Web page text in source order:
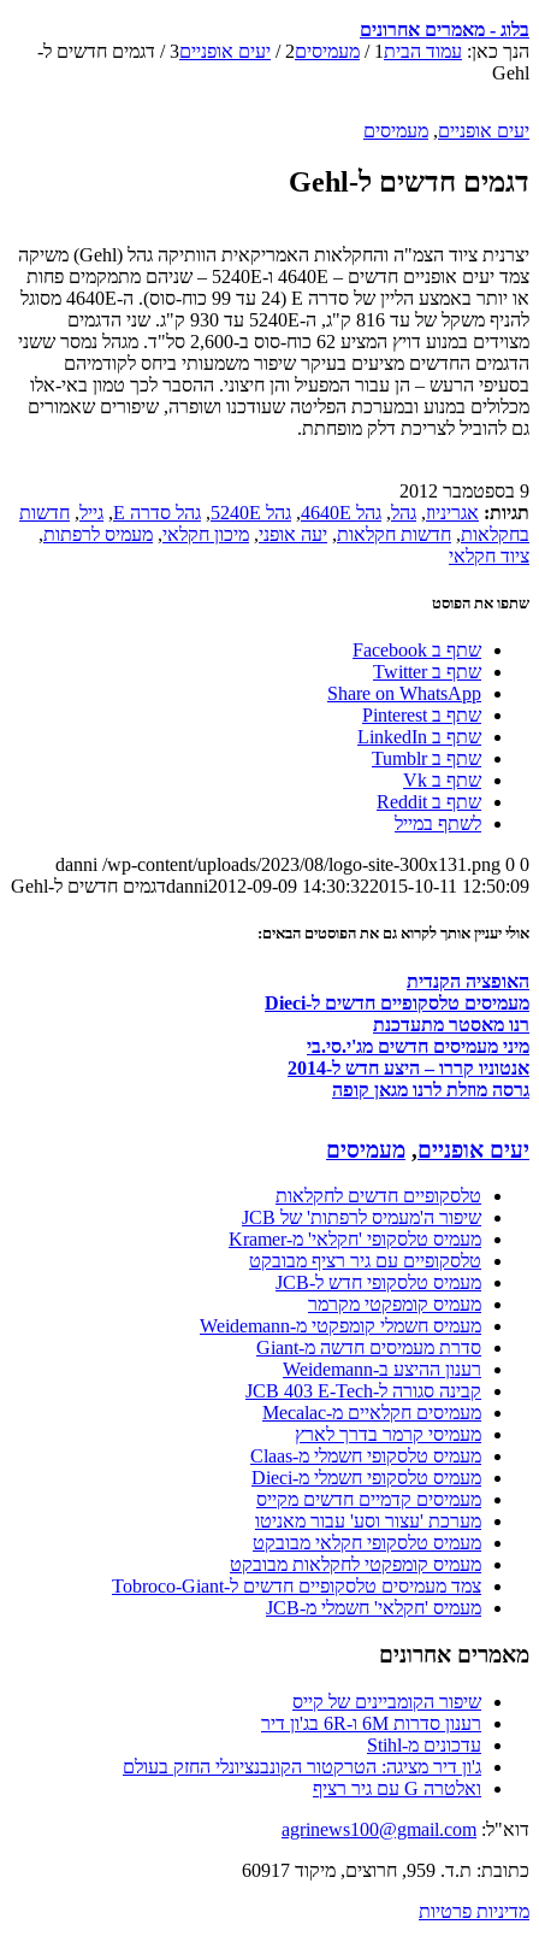
בלוג - מאמרים אחרונים
הנך כאן: עמוד הבית1
/ מעמיסים2
/ יעים אופניים3
/ דגמים חדשים ל-
Gehl
יעים אופניים, מעמיסים
דגמים חדשים ל-Gehl
יצרנית ציוד הצמ"ה והחקלאות האמריקאית הוותיקה גהל (Gehl) משיקה
צמד יעים אופניים חדשים – 4640E ו-5240E – שניהם מתמקמים פחות
או יותר באמצע הליין של סדרה E (24 עד 99 כוח-סוס). ה-4640E מסוגל
להניף משקל של עד 816 ק"ג, ה-5240E עד 930 ק"ג. שני הדגמים
מצוידים במנוע דויץ המציע 62 כוח-סוס ב-2,600 סל"ד. מגהל נמסר ששני
הדגמים החדשים מציעים בעיקר שיפור משמעותי ביחס לקודמיהם
בסעיפי הרעש – הן עבור המפעיל והן חיצוני. ההסבר לכך טמון באי-אלו
מכלולים במנוע ובמערכת הפליטה שעודכנו ושופרה, שיפורים שאמורים
גם להוביל לצריכת דלק מופחתת.
9 בספטמבר 2012
תגיות: אגריניוז, גהל, גהל 4640E , גהל 5240E , גהל סדרה E , גייל, חדשות
בחקלאות, חדשות חקלאות, יעה אופני, מיכון חקלאי, מעמיס לרפתות,
ציוד חקלאי
שתפו את הפוסט
שתף ב Facebook
שתף ב Twitter
Share on WhatsApp
שתף ב Pinterest
שתף ב LinkedIn
שתף ב Tumblr
שתף ב Vk
שתף ב Reddit
לשתף במייל
0
0
danni /wp-content/uploads/2023/08/logo-site-300x131.png
danni2012-09-09 14:30:322015-10-11 12:50:09 דגמים חדשים ל-Gehl
אולי יעניין אותך לקרוא גם את הפוסטים הבאים:
האופציה הקנדית
מעמיסים טלסקופיים חדשים ל-Dieci
רנו מאסטר מתעדכנת
מיני מעמיסים חדשים מג'י.סי.בי
אנטוניו קררו – היצע חדש ל-2014
גרסה מוזלת לרנו מגאן קופה
יעים אופניים, מעמיסים
טלסקופיים חדשים לחקלאות
שיפור ה'מעמיס לרפתות' של JCB
מעמיס טלסקופי 'חקלאי' מ-Kramer
טלסקופיים עם גיר רציף מבובקט
מעמיס טלסקופי חדש ל-JCB
מעמיס קומפקטי מקרמר
מעמיס חשמלי קומפקטי מ-Weidemann
סדרת מעמיסים חדשה מ-Giant
רענון ההיצע ב-Weidemann
קבינה סגורה ל-JCB 403 E-Tech
מעמיסים חקלאיים מ-Mecalac
מעמיסי קרמר בדרך לארץ
מעמיס טלסקופי חשמלי מ-Claas
מעמיס טלסקופי חשמלי מ-Dieci
מעמיסים קדמיים חדשים מקייס
מערכת 'עצור וסע' עבור מאניטו
מעמיס טלסקופי חקלאי מבובקט
מעמיס קומפקטי לחקלאות מבובקט
צמד מעמיסים טלסקופיים חדשים ל-Tobroco-Giant
מעמיס 'חקלאי' חשמלי מ-JCB
מאמרים אחרונים
שיפור הקומביינים של קייס
רענון סדרות 6M ו-6R בג'ון דיר
עדכונים מ-Stihl
ג'ון דיר מציגה: הטרקטור הקונבנציונלי החזק בעולם
ואלטרה G עם גיר רציף
דוא"ל: agrinews100@gmail.com
כתובת: ת.ד. 959, חרוצים, מיקוד 60917
מדיניות פרטיות